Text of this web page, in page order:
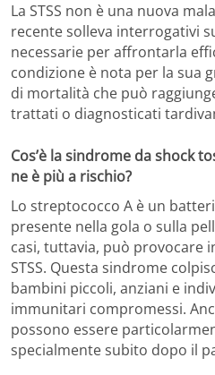
La STSS non è una nuova
recente solleva interrogativi
necessarie per affrontarla
condizione è nota per la sua
di mortalità che può
trattati o diagnosticati
Cos’è la sindrome da shock
ne è più a rischio?
Lo streptococco A è un
presente nella gola o sulla
casi, tuttavia, può provocare
STSS. Questa sindrome
bambini piccoli, anziani e
immunitari compromessi.
possono essere
specialmente subito dopo il